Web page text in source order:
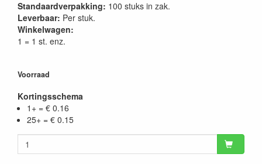
Standaardverpakking: 100 stuks in zak.
Leverbaar: Per stuk.
Winkelwagen:
1 = 1 st. enz.
Voorraad
Kortingsschema
1+ = € 0.16
25+ = € 0.15